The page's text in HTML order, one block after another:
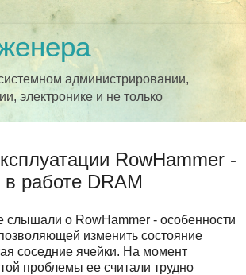
администрировании,
электронике и не только
RowHammer -
работе DRAM
о RowHammer - особенности
изменить состояние
соседние ячейки. На момент
проблемы ее считали трудно